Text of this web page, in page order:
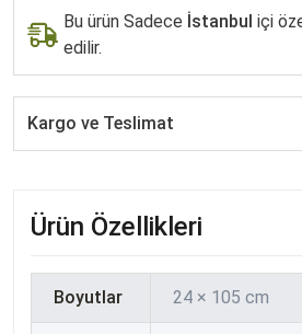
Bu ürün Sadece İstanbul içi
edilir.
Kargo ve Teslimat
Ürün Özellikleri
Boyutlar 24 × 105 cm